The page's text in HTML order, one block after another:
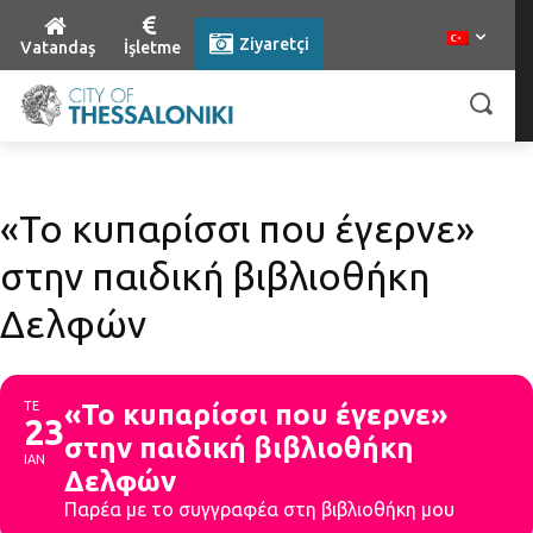
Vatandaş İşletme Ziyaretçi
«Το κυπαρίσσι που έγερνε»
στην παιδική βιβλιοθήκη
Δελφών
ΤΕ
23
ΙΑΝ
«Το κυπαρίσσι που έγερνε»
στην παιδική βιβλιοθήκη
Δελφών
Παρέα με το συγγραφέα στη βιβλιοθήκη μου